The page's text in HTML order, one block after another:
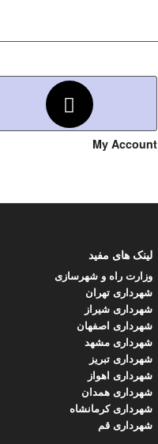
My Account
لینک های مفید
وزارت راه و شهرسازی
شهرداری تهران
شهرداری شیراز
شهرداری اصفهان
شهرداری مشهد
شهرداری تبریز
شهرداری اهواز
شهرداری همدان
شهرداری کرمانشاه
شهرداری قم